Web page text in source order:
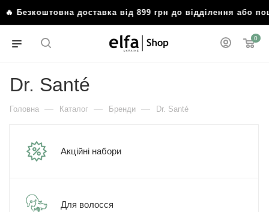
доставка від 899 грн до відділення або
0
Dr. Santé
Головна — Каталог — Бренди — Dr. Santé
Акційні набори
Для волосся